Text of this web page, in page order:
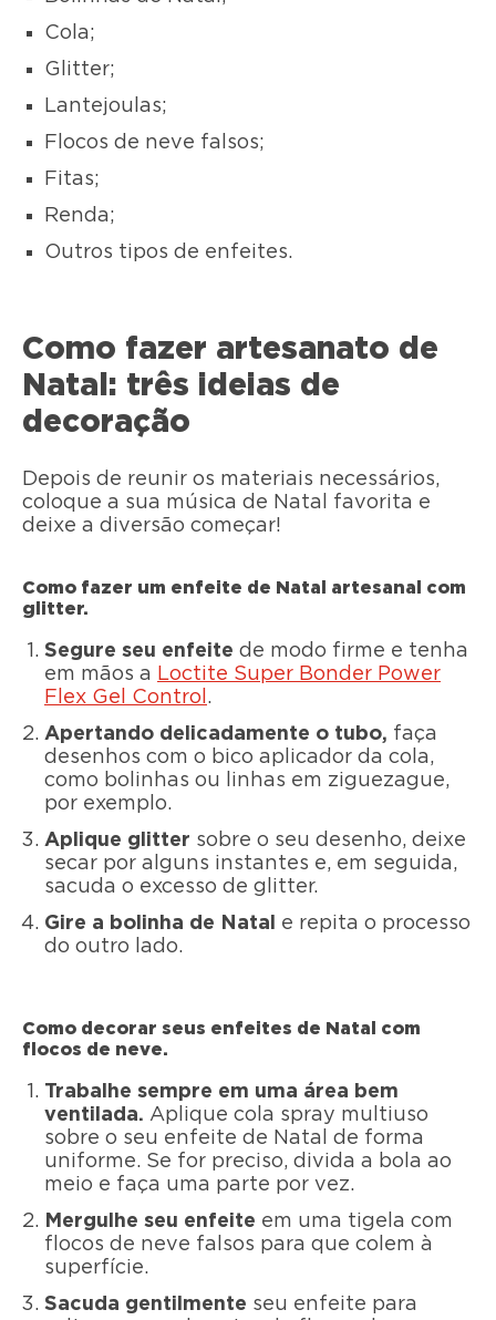
Cola;
Glitter;
Lantejoulas;
Flocos de neve falsos;
Fitas;
Renda;
Outros tipos de enfeites.
Como fazer artesanato de
Natal: três ideias de
decoração
Depois de reunir os materiais necessários,
coloque a sua música de Natal favorita e
deixe a diversão começar!
Como fazer um enfeite de Natal artesanal com
glitter.
Segure seu enfeite de modo firme e tenha
em mãos a Loctite Super Bonder Power
Flex Gel Control .
Apertando delicadamente o tubo, faça
desenhos com o bico aplicador da cola,
como bolinhas ou linhas em ziguezague,
por exemplo.
Aplique glitter sobre o seu desenho, deixe
secar por alguns instantes e, em seguida,
sacuda o excesso de glitter.
Gire a bolinha de Natal e repita o processo
do outro lado.
Como decorar seus enfeites de Natal com
flocos de neve.
Trabalhe sempre em uma área bem
ventilada. Aplique cola spray multiuso
sobre o seu enfeite de Natal de forma
uniforme. Se for preciso, divida a bola ao
meio e faça uma parte por vez.
Mergulhe seu enfeite em uma tigela com
flocos de neve falsos para que colem à
superfície.
Sacuda gentilmente seu enfeite para